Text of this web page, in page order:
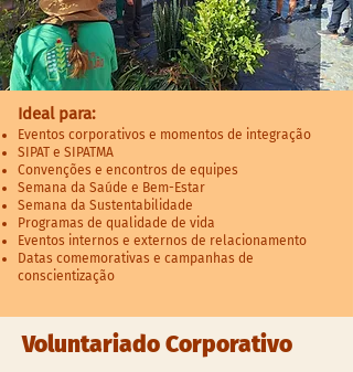
Ideal para:
Eventos corporativos e momentos de integração
SIPAT e SIPATMA
Convenções e encontros de equipes
Semana da Saúde e Bem-Estar
Semana da Sustentabilidade
Programas de qualidade de vida
Eventos internos e externos de relacionamento
Datas comemorativas e campanhas de
conscientização
Voluntariado Corporativo